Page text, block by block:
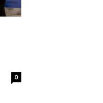
0